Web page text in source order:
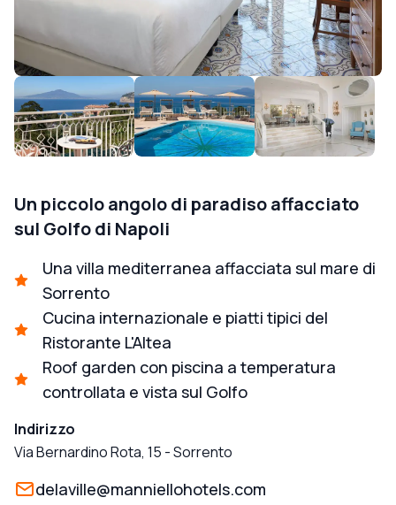
Un piccolo angolo di paradiso affacciato
sul Golfo di Napoli
Una villa mediterranea affacciata sul mare di
Sorrento
Cucina internazionale e piatti tipici del
Ristorante L'Altea
Roof garden con piscina a temperatura
controllata e vista sul Golfo
Indirizzo
Via Bernardino Rota, 15 -Sorrento
delaville@manniellohotels.com